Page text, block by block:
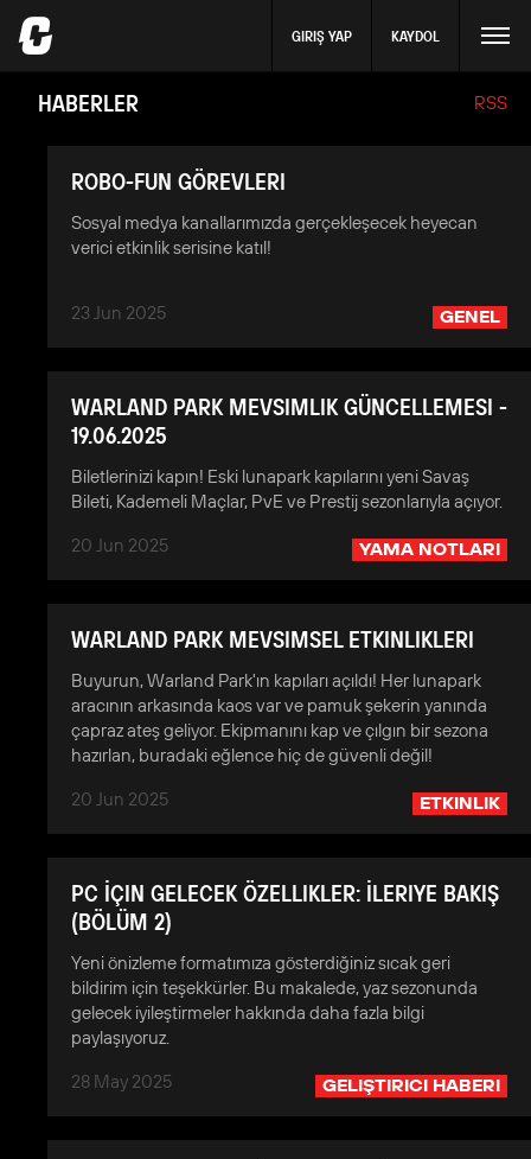
GIRIŞ YAP KAYDOL
HABERLER RSS
ROBO-FUN GÖREVLERI
Sosyal medya kanallarımızda gerçekleşecek heyecan
verici etkinlik serisine katıl!
23 Jun 2025 GENEL
WARLAND PARK MEVSIMLIK GÜNCELLEMESI -
19.06.2025
Biletlerinizi kapın! Eski lunapark kapılarını yeni Savaş
Bileti, Kademeli Maçlar, PvE ve Prestij sezonlarıyla açıyor.
20 Jun 2025
YAMA NOTLARI
WARLAND PARK MEVSIMSEL ETKINLIKLERI
Buyurun, Warland Park'ın kapıları açıldı! Her lunapark
aracının arkasında kaos var ve pamuk şekerin yanında
çapraz ateş geliyor. Ekipmanını kap ve çılgın bir sezona
hazırlan, buradaki eğlence hiç de güvenli değil!
20 Jun 2025
ETKINLIK
PC İÇIN GELECEK ÖZELLIKLER: İLERIYE BAKIŞ
(BÖLÜM 2)
Yeni önizleme formatımıza gösterdiğiniz sıcak geri
bildirim için teşekkürler. Bu makalede, yaz sezonunda
gelecek iyileştirmeler hakkında daha fazla bilgi
paylaşıyoruz.
28 May 2025
GELIŞTIRICI HABERI